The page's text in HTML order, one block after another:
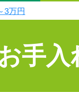
3万円
手入